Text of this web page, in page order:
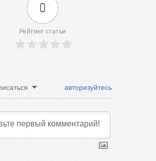
0
Рейтинг статьи
авторизуйтесь